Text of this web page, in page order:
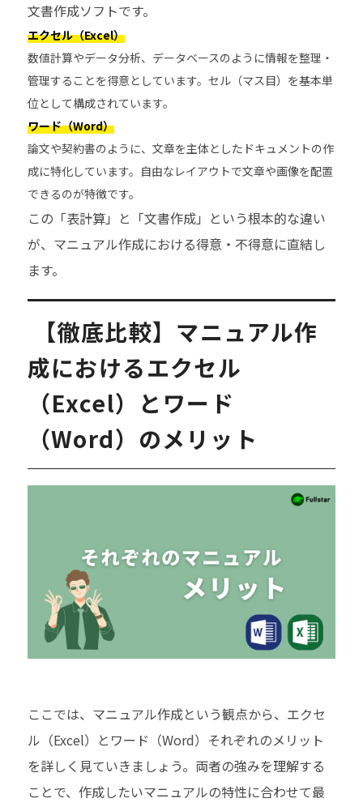
文書作成ソフトです。
エクセル（Excel）
数値計算やデータ分析、データベースのように情報を整理・
管理することを得意としています。セル（マス目）を基本単
位として構成されています。
ワード（Word）
論文や契約書のように、文章を主体としたドキュメントの作
成に特化しています。自由なレイアウトで文章や画像を配置
できるのが特徴です。
この「表計算」と「文書作成」という根本的な違い
が、マニュアル作成における得意・不得意に直結し
ます。
【徹底比較】マニュアル作
成におけるエクセル
（Excel）とワード
（Word）のメリット
ここでは、マニュアル作成という観点から、エクセ
ル（Excel）とワード（Word）それぞれのメリット
を詳しく見ていきましょう。両者の強みを理解する
ことで、作成したいマニュアルの特性に合わせて最